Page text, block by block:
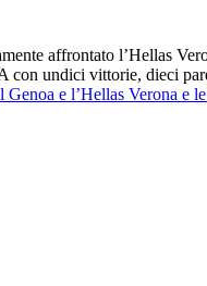
affrontato l’Hellas
undici vittorie, dieci
e l’Hellas Verona e